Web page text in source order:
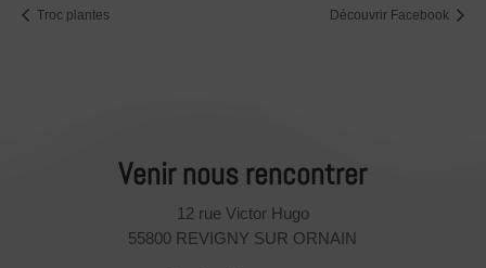
Troc plantes Découvrir Facebook
Venir nous rencontrer
12 rue Victor Hugo
55800 REVIGNY SUR ORNAIN